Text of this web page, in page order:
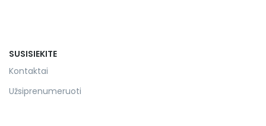
SUSISIEKITE
Kontaktai
Užsiprenumeruoti